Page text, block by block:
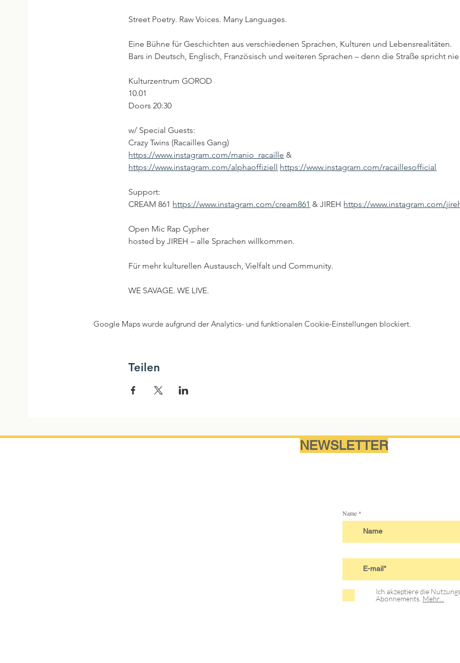
Street Poetry. Raw Voices. Many Languages.
Eine Bühne für Geschichten aus verschiedenen Sprachen, Kulturen und Lebensrealitäten.
Bars in Deutsch, Englisch, Französisch und weiteren Sprachen – denn die Straße spricht
Kulturzentrum GOROD
10.01
Doors 20:30
w/ Special Guests:
Crazy Twins (Racailles Gang)
https://www.instagram.com/manio_racaille &
https://www.instagram.com/alphaoffiziell https://www.instagram.com/racaillesofficial
Support:
CREAM 861 https://www.instagram.com/cream861 & JIREH https://www.instagram.com/
Open Mic Rap Cypher
hosted by JIREH – alle Sprachen willkommen.
Für mehr kulturellen Austausch, Vielfalt und Community.
WE SAVAGE. WE LIVE.
Google Maps wurde aufgrund der Analytics- und funktionalen Cookie-Einstellungen blockiert.
Teilen
NEWSLETTER
Name
Ich akzeptiere die
Abonnements. Mehr...